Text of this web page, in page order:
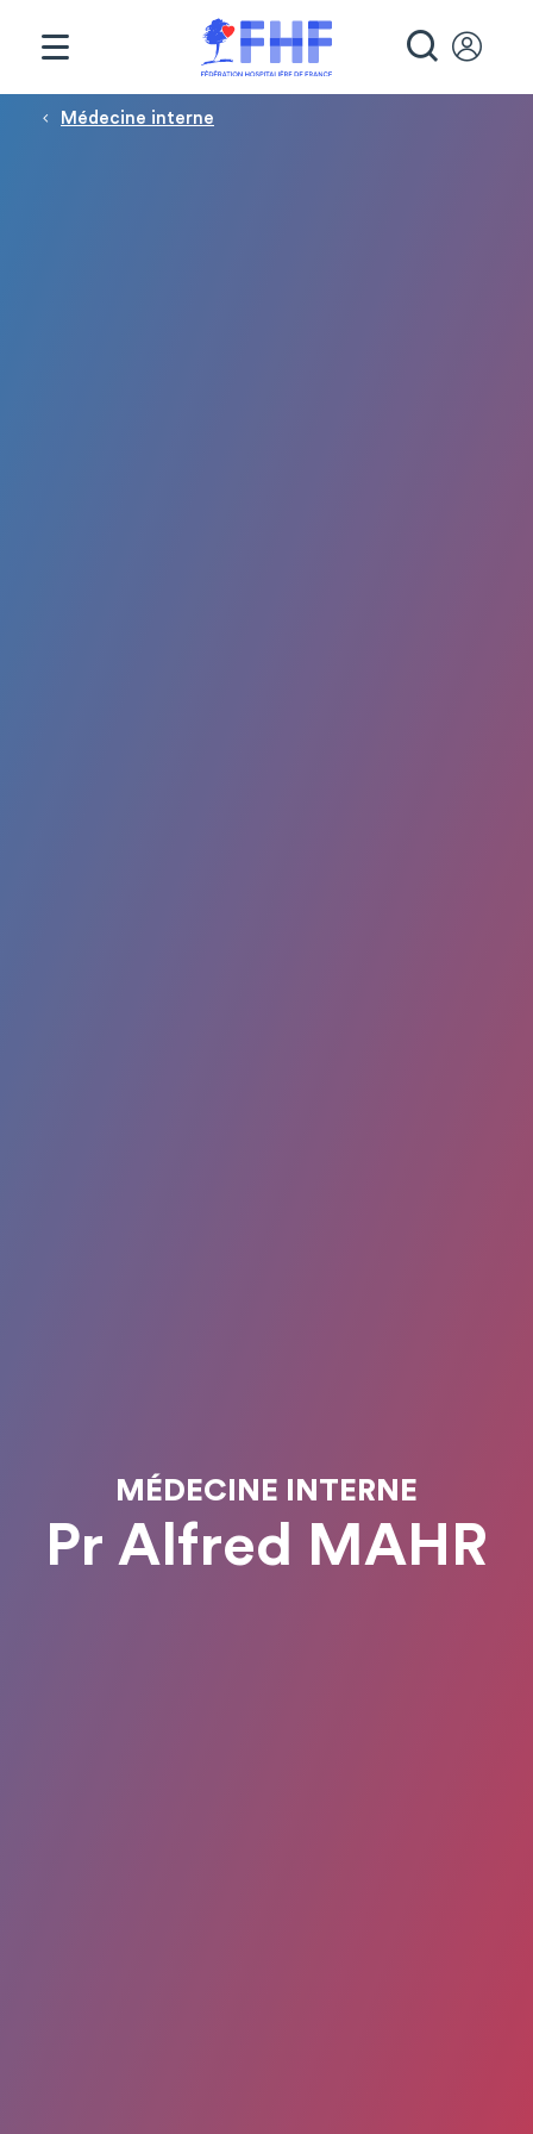
Fil d'Ariane
Médecine interne
MÉDECINE INTERNE
Pr Alfred MAHR
Panneau de gestion des cookies